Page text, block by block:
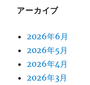
アーカイブ
2026年6月
2026年5月
2026年4月
2026年3月